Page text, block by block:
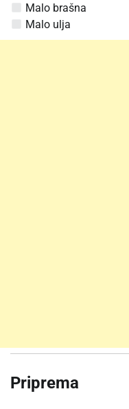
Malo brašna
Malo ulja
Priprema